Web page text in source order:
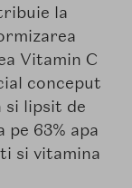
la
Vitamin C
conceput
lipsit de
63% apa
si vitamina